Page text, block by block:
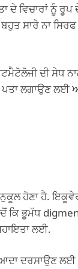
ਦੇ ਵਿਚਾਰਾਂ ਨੂੰ
ਬਹੁਤ ਸਾਰੇ ਨਾ
ਦੀ ਸੇਧ
ਪਤਾ ਲਗਾਉਣ
ਹੋਣਾ ਹੈ.
ਕਿ ਭੂਮੱਧ
ਲਈ.
ਦਰਸਾਉਣ